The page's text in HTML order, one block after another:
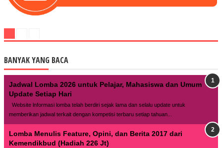
BANYAK YANG BACA
Jadwal Lomba 2026 untuk Pelajar, Mahasiswa dan Umum
Update Setiap Hari
Website lnformasi lomba telah berdiri sejak lama dan selalu update untuk
memberikan jadwal terkait dengan kompetisi terbaru setiap tahuan...
Lomba Menulis Feature, Opini, dan Berita 2017 dari
Kemendikbud (Hadiah 226 Jt)